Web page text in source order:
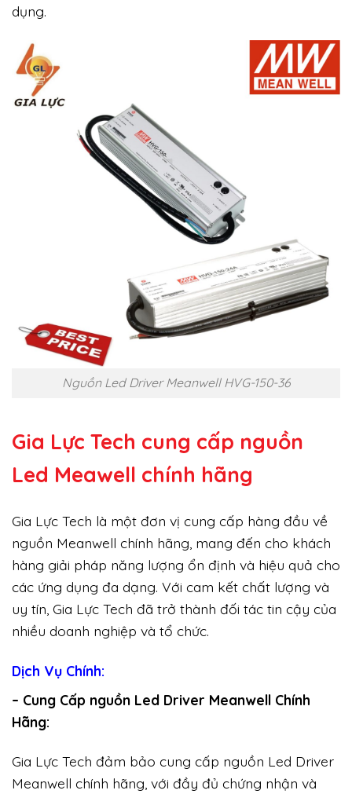
dụng.
Nguồn Led Driver Meanwell HVG-150-36
Gia Lực Tech cung cấp nguồn
Led Meawell chính hãng
Gia Lực Tech là một đơn vị cung cấp hàng đầu về
nguồn Meanwell chính hãng, mang đến cho khách
hàng giải pháp năng lượng ổn định và hiệu quả cho
các ứng dụng đa dạng. Với cam kết chất lượng và
uy tín, Gia Lực Tech đã trở thành đối tác tin cậy của
nhiều doanh nghiệp và tổ chức.
Dịch Vụ Chính:
– Cung Cấp nguồn Led Driver Meanwell Chính
Hãng:
Gia Lực Tech đảm bảo cung cấp nguồn Led Driver
Meanwell chính hãng, với đầy đủ chứng nhận và